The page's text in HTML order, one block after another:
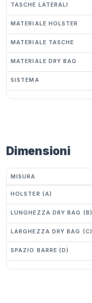
TASCHE LATERALI
MATERIALE HOLSTER
MATERIALE TASCHE
MATERIALE DRY BAG
SISTEMA
Dimensioni
MISURA
HOLSTER (A)
LUNGHEZZA DRY BAG (B)
LARGHEZZA DRY BAG (C)
SPAZIO BARRE (D)